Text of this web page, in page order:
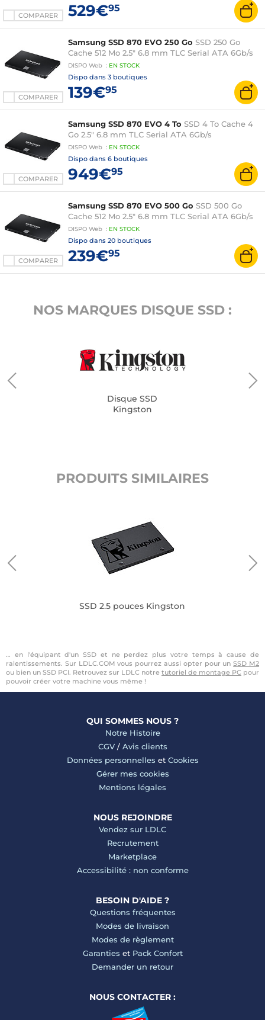
COMPARER 529€95
COMPARER
Samsung SSD 870 EVO 250 Go SSD 250 Go
Cache 512 Mo 2.5" 6.8 mm TLC Serial ATA 6Gb/s
DISPO Web : EN STOCK
Dispo dans 3 boutiques
139€95
COMPARER
Samsung SSD 870 EVO 4 To SSD 4 To Cache 4
Go 2.5" 6.8 mm TLC Serial ATA 6Gb/s
DISPO Web : EN STOCK
Dispo dans 6 boutiques
949€95
COMPARER
Samsung SSD 870 EVO 500 Go SSD 500 Go
Cache 512 Mo 2.5" 6.8 mm TLC Serial ATA 6Gb/s
DISPO Web : EN STOCK
Dispo dans 20 boutiques
239€95
NOS MARQUES DISQUE SSD :
Disque SSD
Kingston
PRODUITS SIMILAIRES
SSD 2.5 pouces Kingston
… en l'équipant d'un SSD et ne perdez plus votre temps à cause de
ralentissements. Sur LDLC.COM vous pourrez aussi opter pour unSSD M2
ou bien un SSD PCI. Retrouvez sur LDLC notre tutoriel de montage PC pour
pouvoir créer votre machine vous même !
QUI SOMMES NOUS ?
Notre Histoire
CGV/ Avis clients
Données personnelles et Cookies
Gérer mes cookies
Mentions légales
NOUS REJOINDRE
Vendez sur LDLC
Recrutement
Marketplace
Accessibilité : non conforme
BESOIN D'AIDE ?
Questions fréquentes
Modes de livraison
Modes de règlement
Garanties et Pack Confort
Demander un retour
NOUS CONTACTER :